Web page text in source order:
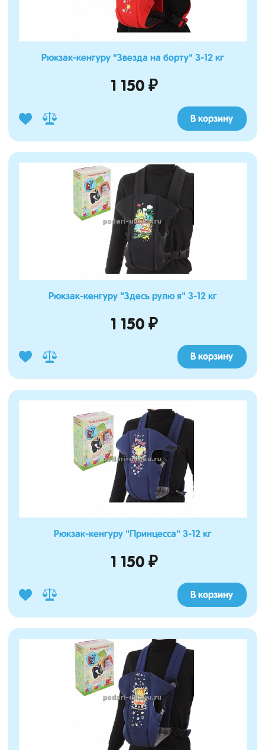
Рюкзак-кенгуру "Звезда на борту" 3-12 кг
1 150 ₽
В корзину
Рюкзак-кенгуру "Здесь рулю я" 3-12 кг
1 150 ₽
В корзину
Рюкзак-кенгуру "Принцесса" 3-12 кг
1 150 ₽
В корзину